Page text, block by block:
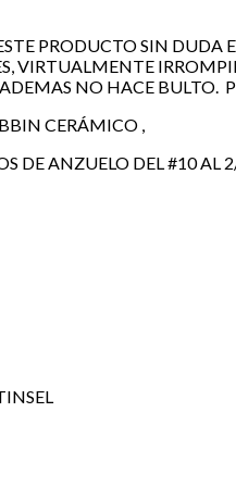
PRODUCTO SIN DUDA
VIRTUALMENTE
NO HACE BULTO.
CERÁMICO ,
DE ANZUELO DEL #10 AL